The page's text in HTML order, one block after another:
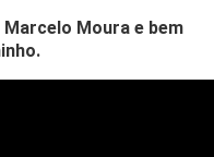
Moura e bem